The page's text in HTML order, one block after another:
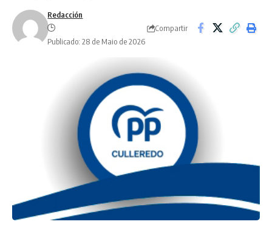
Redacción
Publicado: 28 de Maio de 2026
Compartir